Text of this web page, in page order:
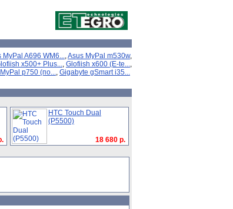
MyPal A696 WM6...,Asus MyPal m530w,
x500+ Plus..., Glofiish x600 (E-te...,
p750 (по..., Gigabyte gSmart i35...
HTC Touch Dual
(P5500)
18 680 р.